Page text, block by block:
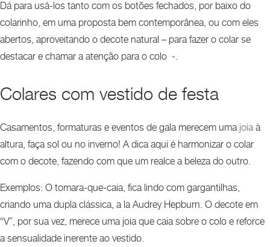
Dá para usá-los tanto com os botões fechados, por baixo do
colarinho, em uma proposta bem contemporânea, ou com eles
abertos, aproveitando o decote natural – para fazer o colar se
destacar e chamar a atenção para o colo -.
Colares com vestido de festa
Casamentos, formaturas e eventos de gala merecem uma joiaà
altura, faça sol ou no inverno! A dica aqui é harmonizar o colar
com o decote, fazendo com que um realce a beleza do outro.
Exemplos: O tomara-que-caia, fica lindo com gargantilhas,
criando uma dupla clássica, a la Audrey Hepburn. O decote em
“V”, por sua vez, merece uma joia que caia sobre o colo e reforce
a sensualidade inerente ao vestido.